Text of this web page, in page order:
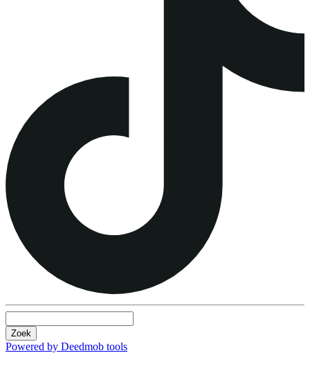
Zoek
Powered by Deedmob tools